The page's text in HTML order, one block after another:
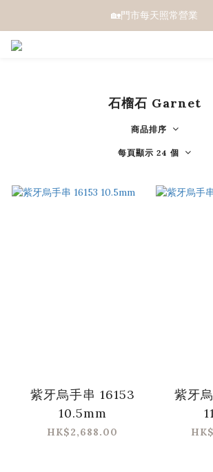
🏡門市每天照常營業
石榴石 Garnet
商品排序
每頁顯示 24 個
紫牙烏手串 16153
10.5mm
HK$2,688.00
紫牙